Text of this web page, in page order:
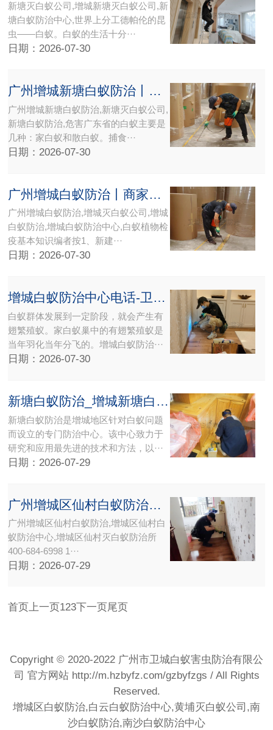
新塘灭白蚁公司,增城新塘灭白蚁公司,新
塘白蚁防治中心,世界上分工德帕伦的昆
虫——白蚁。白蚁的生活十分···
日期：2026-07-30
广州增城新塘白蚁防治丨新塘灭白蚁公司
广州增城新塘白蚁防治,新塘灭白蚁公司,
新塘白蚁防治,危害广东省的白蚁主要是
几种：家白蚁和散白蚁。捕食···
日期：2026-07-30
广州增城白蚁防治丨商家推荐增城灭白蚁公司
广州增城白蚁防治,增城灭白蚁公司,增城
白蚁防治,增城白蚁防治中心,白蚁植物检
疫基本知识编者按1、新建···
日期：2026-07-30
增城白蚁防治中心电话-卫城白蚁害虫防治有限公司
白蚁群体发展到一定阶段，就会产生有
翅繁殖蚁。家白蚁巢中的有翅繁殖蚁是
当年羽化当年分飞的。增城白蚁防治···
日期：2026-07-30
新塘白蚁防治_增城新塘白蚁防治中心所使用仪器设备精准施工现场看效果
新塘白蚁防治是增城地区针对白蚁问题
而设立的专门防治中心。该中心致力于
研究和应用最先进的技术和方法，以···
日期：2026-07-29
广州增城区仙村白蚁防治中心所灭白蚁公司【权威白蚁防治机构】携高端白蚁检测设备上门检查灭治
广州增城区仙村白蚁防治,增城区仙村白
蚁防治中心,增城区仙村灭白蚁防治所
400-684-6998 1···
日期：2026-07-29
首页上一页 123下一页 尾页
Copyright © 2020-2022 广州市卫城白蚁害虫防治有限公
司 官方网站 http://m.hzbyfz.com/gzbyfzgs / All Rights
Reserved.
增城区白蚁防治,白云白蚁防治中心,黄埔灭白蚁公司,南
沙白蚁防治,南沙白蚁防治中心